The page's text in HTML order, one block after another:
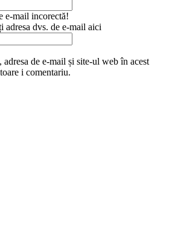
e-mail incorectă!
adresa dvs. de e-mail aici
adresa de e-mail și site-ul web în acest
i comentariu.